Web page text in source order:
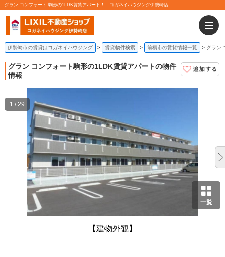
グラン コンフォート 駒形の1LDK賃貸アパート！｜コガネイハウジング伊勢崎店
伊勢崎市の賃貸はコガネイハウジング 賃貸物件検索 前橋市の賃貸情報一覧 グラン
グラン コンフォート駒形の1LDK賃貸アパートの物件
情報
一覧
【建物外観】
1 / 29